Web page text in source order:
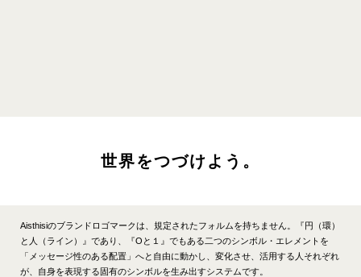
Aisthisiのブランドロゴマークは、規定されたフォルムを持ちません。『円（環）
と人（ライン）』であり、『Oと１』でもある二つのシンボル・エレメントを
「メッセージ性のある配置」へと自由に動かし、 変化させ、活用する人それぞれ
が、自身を表現する固有のシンボルを生み出すシステムです。